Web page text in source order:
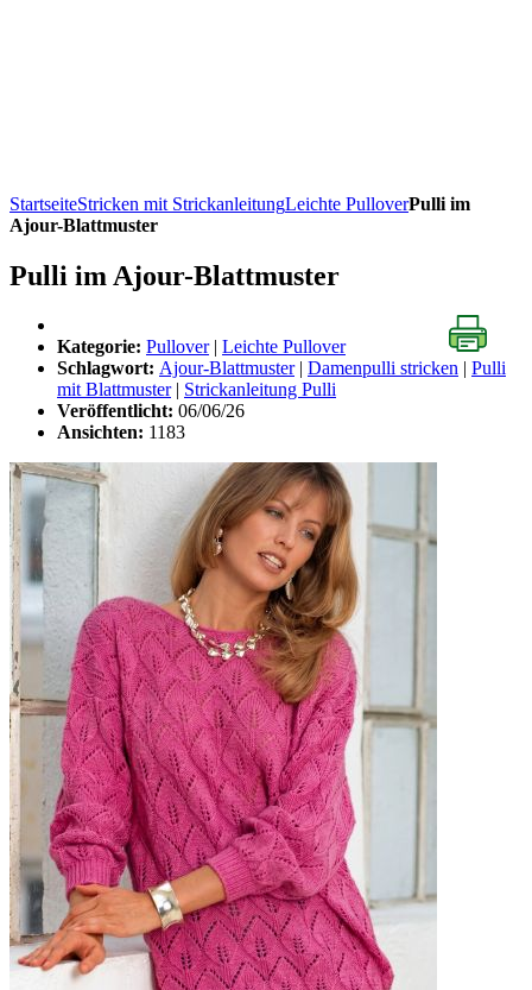
StartseiteStricken mit StrickanleitungLeichte PulloverPulli im
Ajour-Blattmuster
Pulli im Ajour-Blattmuster
Kategorie: Pullover| Leichte Pullover
Schlagwort: Ajour-Blattmuster| Damenpulli stricken
Pulli
mit Blattmuster| Strickanleitung Pulli
Veröffentlicht: 06/06/26
Ansichten: 1183